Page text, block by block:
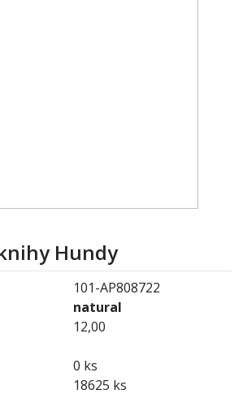
Hundy
101-AP808722
natural
12,00
0 ks
18625 ks